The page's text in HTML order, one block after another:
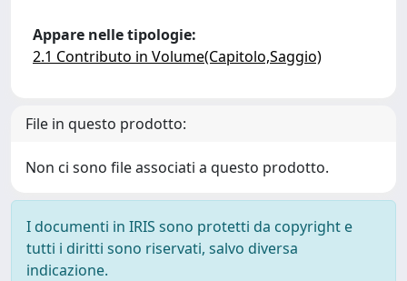
Appare nelle tipologie:
2.1 Contributo in Volume(Capitolo,Saggio)
File in questo prodotto:
Non ci sono file associati a questo prodotto.
I documenti in IRIS sono protetti da copyright e
tutti i diritti sono riservati, salvo diversa
indicazione.